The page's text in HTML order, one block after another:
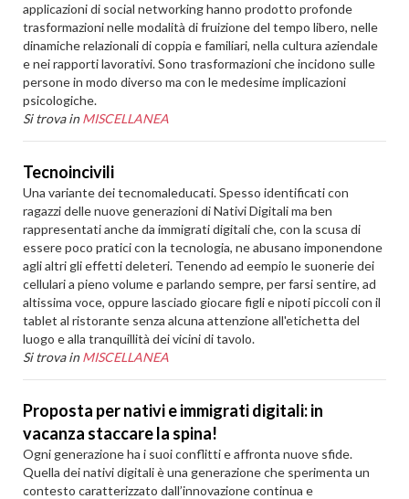
applicazioni di social networking hanno prodotto profonde
trasformazioni nelle modalità di fruizione del tempo libero, nelle
dinamiche relazionali di coppia e familiari, nella cultura aziendale
e nei rapporti lavorativi. Sono trasformazioni che incidono sulle
persone in modo diverso ma con le medesime implicazioni
psicologiche.
Si trova in MISCELLANEA
Tecnoincivili
Una variante dei tecnomaleducati. Spesso identificati con
ragazzi delle nuove generazioni di Nativi Digitali ma ben
rappresentati anche da immigrati digitali che, con la scusa di
essere poco pratici con la tecnologia, ne abusano imponendone
agli altri gli effetti deleteri. Tenendo ad eempio le suonerie dei
cellulari a pieno volume e parlando sempre, per farsi sentire, ad
altissima voce, oppure lasciado giocare figli e nipoti piccoli con il
tablet al ristorante senza alcuna attenzione all'etichetta del
luogo e alla tranquillità dei vicini di tavolo.
Si trova in MISCELLANEA
Proposta per nativi e immigrati digitali: in
vacanza staccare la spina!
Ogni generazione ha i suoi conflitti e affronta nuove sfide.
Quella dei nativi digitali è una generazione che sperimenta un
contesto caratterizzato dall’innovazione continua e